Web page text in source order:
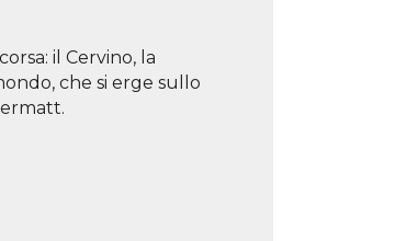
il Cervino, la
che si erge sullo